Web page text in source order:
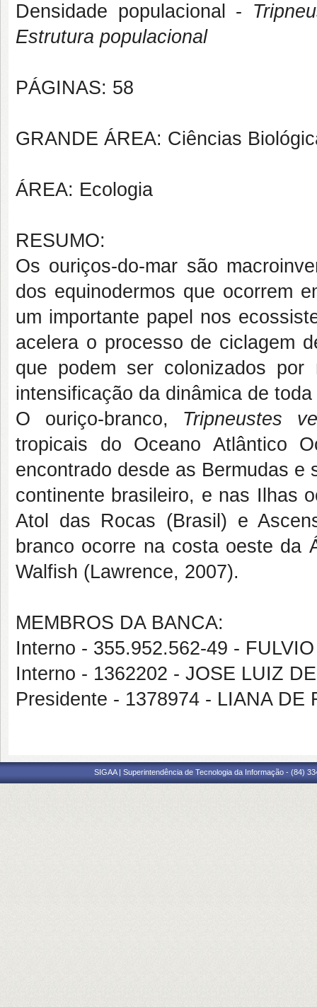
Densidade populacional -
Estrutura populacional
PÁGINAS: 58
GRANDE ÁREA: Ciências
ÁREA: Ecologia
RESUMO:
Os ouriços-do-mar são
dos equinodermos que ocorrem
um importante papel nos
acelera o processo de ciclagem
que podem ser colonizados
intensificação da dinâmica de
O ouriço-branco, Tripneustes
tropicais do Oceano Atlântico
encontrado desde as Bermudas
continente brasileiro, e nas Ilhas
Atol das Rocas (Brasil) e
branco ocorre na costa oeste da
Walfish (Lawrence, 2007).
MEMBROS DA BANCA:
Interno - 355.952.562-49 -
Interno - 1362202 - JOSE LUIZ
Presidente - 1378974 - LIANA DE
SIGAA | Superintendência de Tecnologia da Informação - (84)